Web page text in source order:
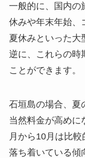
一般的に、国内の
休みや年末年始、
夏休みといった大
逆に、これらの時
ことができます。
石垣島の場合、夏
当然料金が高めに
月から10月は比
落ち着いている傾